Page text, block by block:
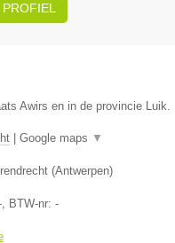
Awirs en in de provincie Luik.
| Google maps ▼
(Antwerpen)
, BTW-nr: -